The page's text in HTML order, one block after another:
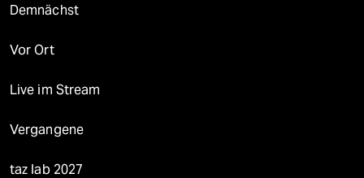
Demnächst
Vor Ort
Live im Stream
Vergangene
taz lab 2027